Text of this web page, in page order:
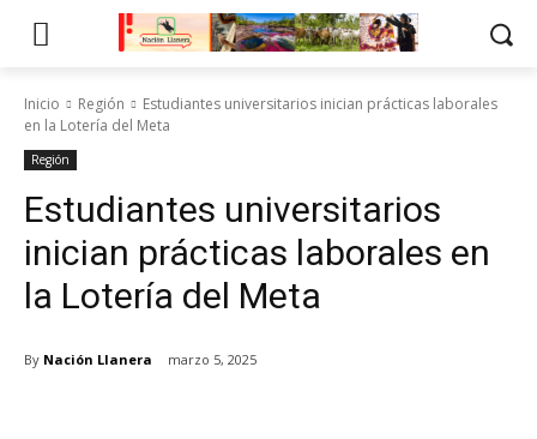
Inicio Región
Estudiantes universitarios inician prácticas laborales
en la Lotería del Meta
Región
Estudiantes universitarios
inician prácticas laborales en
la Lotería del Meta
By Nación Llanera marzo 5, 2025